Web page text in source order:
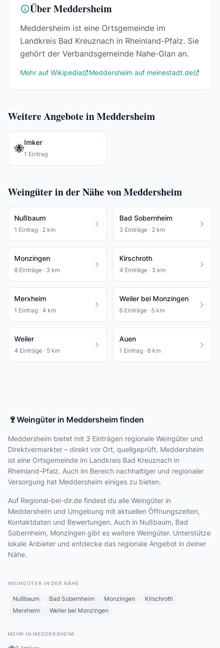
Über Meddersheim
Meddersheim ist eine Ortsgemeinde im
Landkreis Bad Kreuznach in Rheinland-Pfalz. Sie
gehört der Verbandsgemeinde Nahe-Glan an.
Mehr auf Wikipedia Meddersheim auf meinestadt.de
Weitere Angebote in Meddersheim
🐝
Imker
1 Eintrag
Weingüter in der Nähe von Meddersheim
Nußbaum
1 Eintrag · 2 km
Bad Sobernheim
3 Einträge · 2 km
Monzingen
8 Einträge · 3 km
Kirschroth
4 Einträge · 3 km
Merxheim
1 Eintrag · 4 km
Weiler bei Monzingen
6 Einträge · 5 km
Weiler
4 Einträge · 5 km
Auen
1 Eintrag · 6 km
🍷Weingüter in Meddersheim finden
Meddersheim bietet mit 3 Einträgen regionale Weingüter und
Direktvermarkter – direkt vor Ort, quellgeprüft. Meddersheim
ist eine Ortsgemeinde im Landkreis Bad Kreuznach in
Rheinland-Pfalz. Auch im Bereich nachhaltiger und regionaler
Versorgung hat Meddersheim einiges zu bieten.
Auf Regional-bei-dir.de findest du alle Weingüter in
Meddersheim und Umgebung mit aktuellen Öffnungszeiten,
Kontaktdaten und Bewertungen. Auch in Nußbaum, Bad
Sobernheim, Monzingen gibt es weitere Weingüter. Unterstütze
lokale Anbieter und entdecke das regionale Angebot in deiner
Nähe.
WEINGÜTER IN DER NÄHE
Nußbaum Bad Sobernheim Monzingen
Kirschroth
Merxheim
Weiler bei Monzingen
MEHR IN MEDDERSHEIM